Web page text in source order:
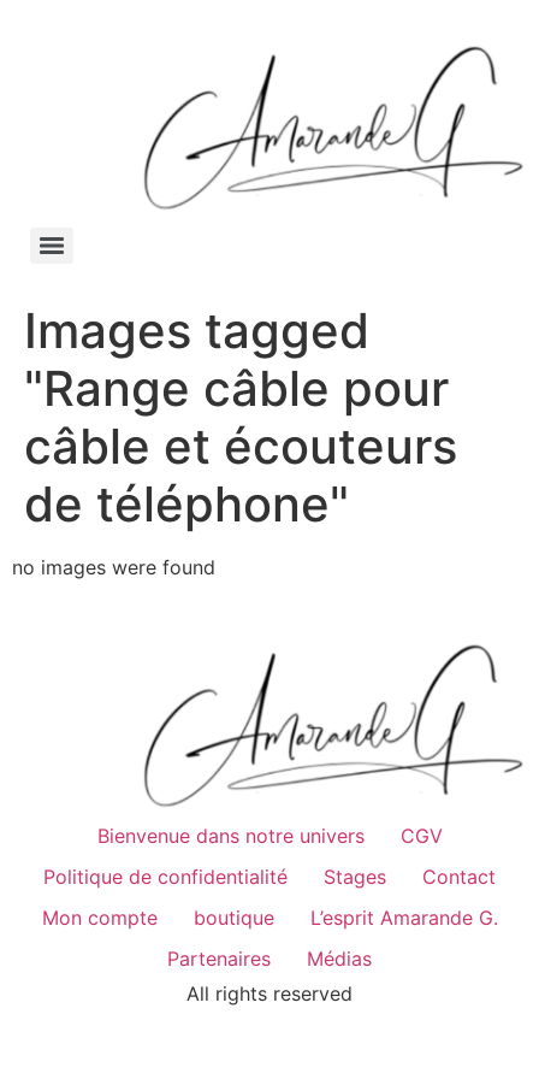
Images tagged
"Range câble pour
câble et écouteurs
de téléphone"
no images were found
Bienvenue dans notre univers
CGV
Politique de confidentialité
Stages
Contact
Mon compte
boutique
L’esprit Amarande G.
Partenaires
Médias
All rights reserved